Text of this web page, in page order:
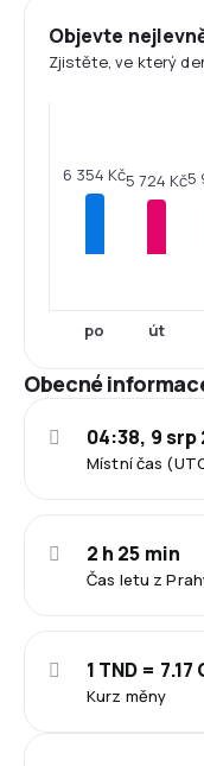
Objevte
Zjistěte, ve který
6 354 Kč
po
5 724 Kč
út
5
Obecné
Místní čas
04:38, 9 srp
Čas letu z
2 h 25 min
Kurz měny
1 TND = 7.17